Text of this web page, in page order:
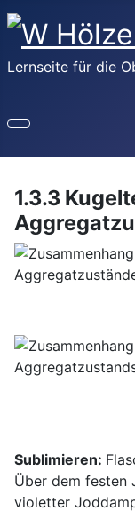
Lernseite für die
1.3.3
Sublimieren:
Über dem festen
violetter